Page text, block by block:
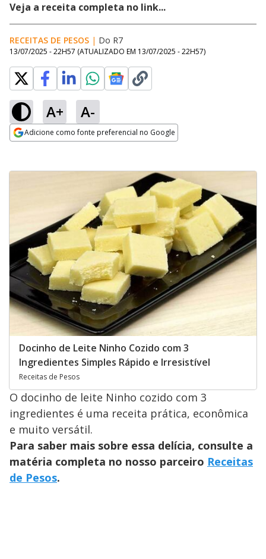
Veja a receita completa no link...
RECEITAS DE PESOS | Do R7
13/07/2025 - 22H57 (ATUALIZADO EM 13/07/2025 - 22H57)
A+ A-
Adicione como fonte preferencial no Google
Docinho de Leite Ninho Cozido com 3
Ingredientes Simples Rápido e Irresistível
Receitas de Pesos
O docinho de leite Ninho cozido com 3
ingredientes é uma receita prática, econômica
e muito versátil.
Para saber mais sobre essa delícia, consulte a
matéria completa no nosso parceiro Receitas
de Pesos.